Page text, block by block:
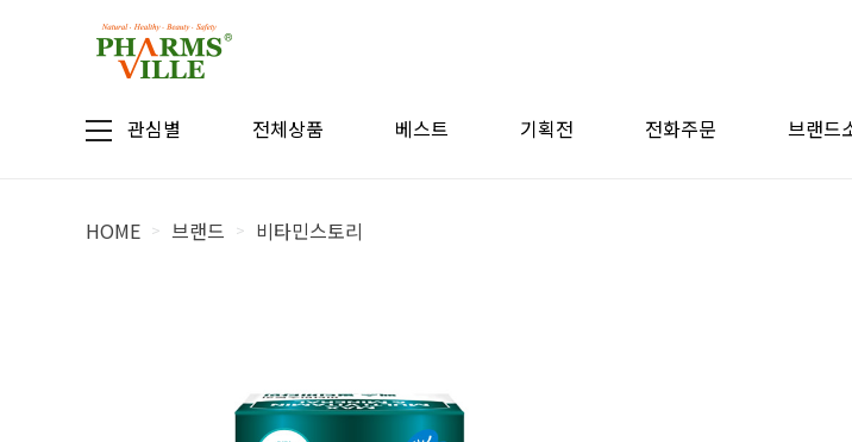
관심별 전체상품 베스트 기획전 전화주문 브랜드
HOME > 브랜드 > 비타민스토리